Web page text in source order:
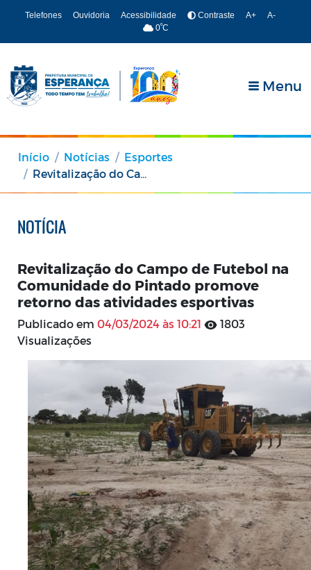
Telefones Ouvidoria Acessibilidade Contraste A+
A-
0ºC
Menu
Início Notícias
Esportes
Revitalização do Campo de Futebol na Comunidade do Pintado promove retorno das atividades esportivas
NOTÍCIA
Revitalização do Campo de Futebol na
Comunidade do Pintado promove
retorno das atividades esportivas
Publicado em 04/03/2024 às 10:21
1803
Visualizações